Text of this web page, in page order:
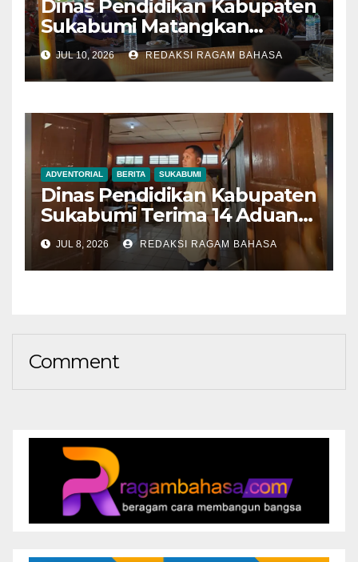
Dinas Pendidikan Kabupaten
Sukabumi Matangkan
Kontingen Pramuka Menuju
Jambore Nasional 2026
JUL 10, 2026 REDAKSI RAGAM BAHASA
ADVENTORIAL BERITA SUKABUMI
Dinas Pendidikan Kabupaten
Sukabumi Terima 14 Aduan
Selama SPMB 2026,
Mayoritas Terkait
Mekanisme Pendaftaran
JUL 8, 2026 REDAKSI RAGAM BAHASA
Comment